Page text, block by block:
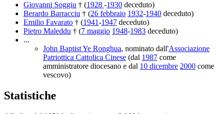
Giovanni Soggiu † (1928 -1930 deceduto)
Berardo Barracciu † (26 febbraio 1932-1940 deceduto)
Emilio Favarato † (1941-1947 deceduto)
Pietro Maleddu † (7 maggio 1948-1983 deceduto)
...
John Baptist Ye Ronghua, nominato dall'Associazione
Patriottica Cattolica Cinese (dal 1987 come
amministratore diocesano e dal 10 dicembre 2000 come
vescovo)
Statistiche